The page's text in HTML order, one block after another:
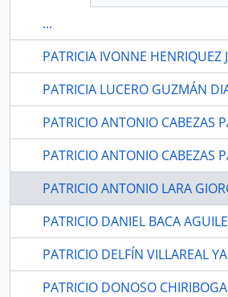
...
PATRICIA IVONNE HENRIQUEZ
PATRICIA LUCERO GUZMÁN
PATRICIO ANTONIO CABEZAS
PATRICIO ANTONIO CABEZAS
PATRICIO ANTONIO LARA
PATRICIO DANIEL BACA
PATRICIO DELFÍN VILLAREAL
PATRICIO DONOSO CHIRIBOGA